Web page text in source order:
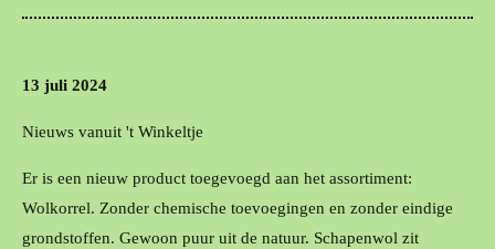
13 juli 2024
Nieuws vanuit 't Winkeltje
Er is een nieuw product toegevoegd aan het assortiment:
Wolkorrel. Zonder chemische toevoegingen en zonder eindige
grondstoffen. Gewoon puur uit de natuur. Schapenwol zit